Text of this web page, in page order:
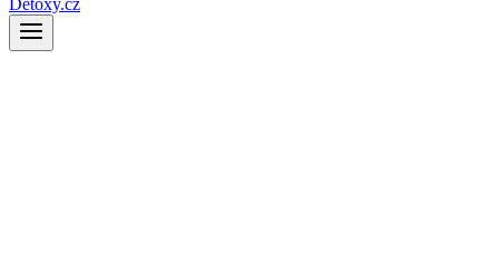
Detoxy.cz